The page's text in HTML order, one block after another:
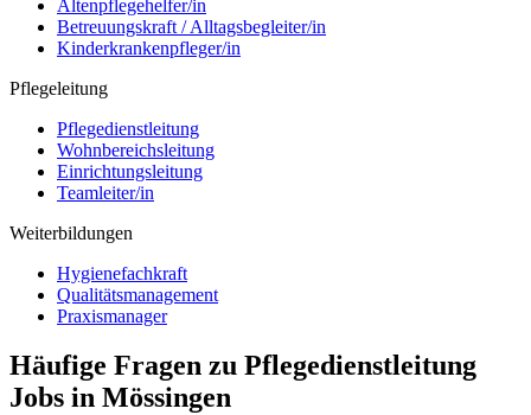
Altenpflegehelfer/in
Betreuungskraft / Alltagsbegleiter/in
Kinderkrankenpfleger/in
Pflegeleitung
Pflegedienstleitung
Wohnbereichsleitung
Einrichtungsleitung
Teamleiter/in
Weiterbildungen
Hygienefachkraft
Qualitätsmanagement
Praxismanager
Häufige Fragen zu Pflegedienstleitung
Jobs in Mössingen